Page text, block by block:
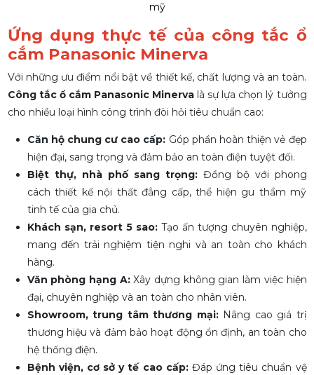
mỹ
Ứng dụng thực tế của công tắc ổ
cắm Panasonic Minerva
Với những ưu điểm nổi bật về thiết kế, chất lượng và an toàn.
Công tắc ổ cắm Panasonic Minervalà sự lựa chọn lý tưởng
cho nhiều loại hình công trình đòi hỏi tiêu chuẩn cao:
Căn hộ chung cư cao cấp: Góp phần hoàn thiện vẻ đẹp
hiện đại, sang trọng và đảm bảo an toàn điện tuyệt đối.
Biệt thự, nhà phố sang trọng:Đồng bộ với phong
cách thiết kế nội thất đẳng cấp, thể hiện gu thẩm mỹ
tinh tế của gia chủ.
Khách sạn, resort 5 sao: Tạo ấn tượng chuyên nghiệp,
mang đến trải nghiệm tiện nghi và an toàn cho khách
hàng.
Văn phòng hạng A:Xây dựng không gian làm việc hiện
đại, chuyên nghiệp và an toàn cho nhân viên.
Showroom, trung tâm thương mại: Nâng cao giá trị
thương hiệu và đảm bảo hoạt động ổn định, an toàn cho
hệ thống điện.
Bệnh viện, cơ sở y tế cao cấp:Đáp ứng tiêu chuẩn vệ